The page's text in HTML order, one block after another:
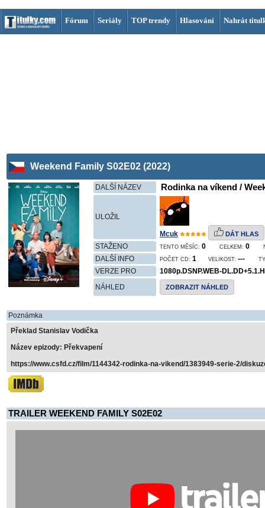
Fórum Seriály TOP trendy Hlasování Nahrát
Weekend Family S02E02 (2022)
DALŠÍ NÁZEV Rodinka na víkend /
ULOŽIL
Mcuk DÁT HLAS
STAŽENO TENTO MĚSÍC: 0 CELKEM: 0
DALŠÍ INFO POČET CD: 1 VELIKOST: ---
VERZE PRO
1080p.DSNP.WEB-
NÁHLED
ZOBRAZIT NÁHLED
Poznámka
Překlad Stanislav Vodička
Název epizody: Překvapení
https://www.csfd.cz/film/1144342-rodinka-na-vikend/1383949-serie-2/
TRAILER WEEKEND FAMILY S02E02